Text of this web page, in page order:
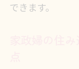
できます。